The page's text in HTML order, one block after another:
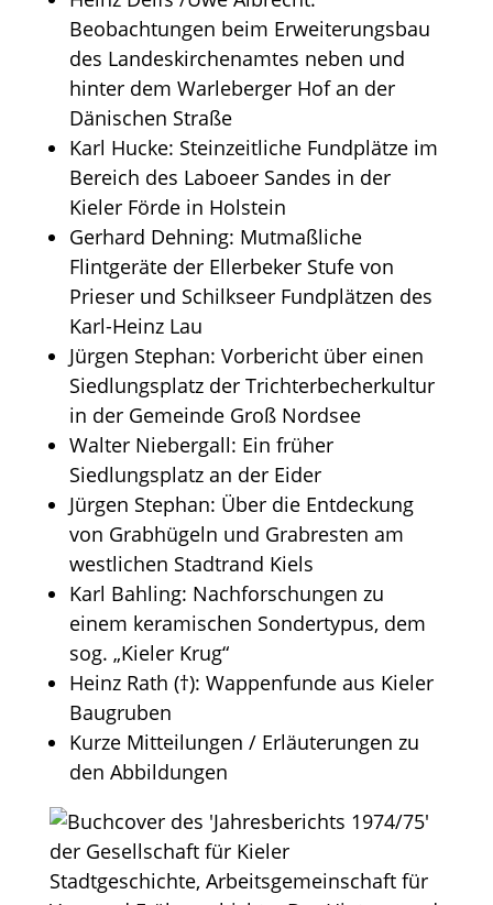
Beobachtungen beim Erweiterungsbau
des Landeskirchenamtes neben und
hinter dem Warleberger Hof an der
Dänischen Straße
Karl Hucke: Steinzeitliche Fundplätze im
Bereich des Laboeer Sandes in der
Kieler Förde in Holstein
Gerhard Dehning: Mutmaßliche
Flintgeräte der Ellerbeker Stufe von
Prieser und Schilkseer Fundplätzen des
Karl-Heinz Lau
Jürgen Stephan: Vorbericht über einen
Siedlungsplatz der Trichterbecherkultur
in der Gemeinde Groß Nordsee
Walter Niebergall: Ein früher
Siedlungsplatz an der Eider
Jürgen Stephan: Über die Entdeckung
von Grabhügeln und Grabresten am
westlichen Stadtrand Kiels
Karl Bahling: Nachforschungen zu
einem keramischen Sondertypus, dem
sog. „Kieler Krug“
Heinz Rath (†): Wappenfunde aus Kieler
Baugruben
Kurze Mitteilungen / Erläuterungen zu
den Abbildungen